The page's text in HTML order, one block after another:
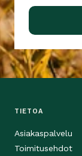
TIETOA
Asiakaspalvelu
Toimitusehdot